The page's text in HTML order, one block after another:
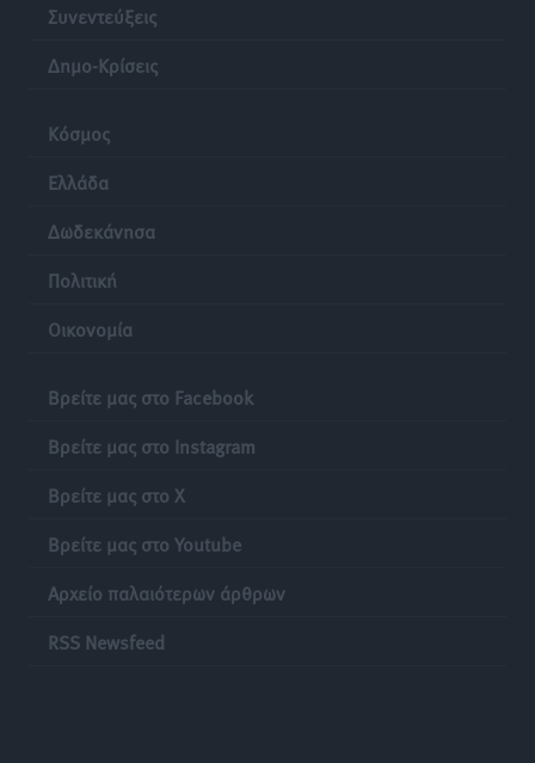
Συνεντεύξεις
Δημο-Κρίσεις
Κόσμος
Ελλάδα
Δωδεκάνησα
Πολιτική
Οικονομία
Βρείτε μας στο Facebook
Βρείτε μας στο Instagram
Βρείτε μας στο X
Βρείτε μας στο Youtube
Αρχείο παλαιότερων άρθρων
RSS Newsfeed